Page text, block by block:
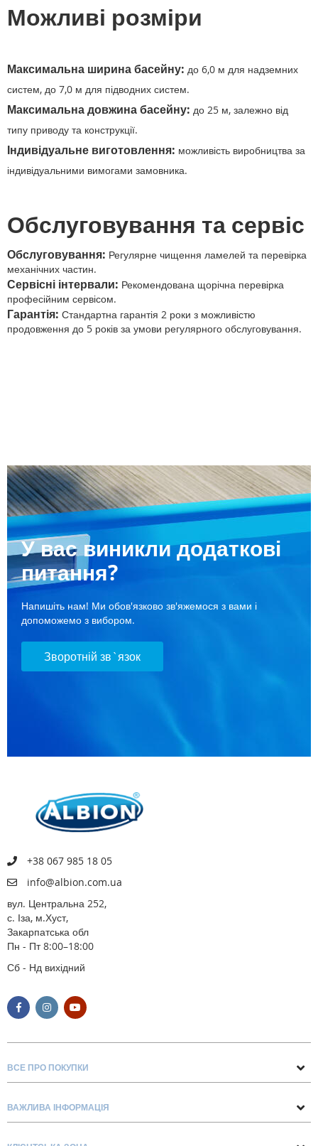
Можливі розміри
Максимальна ширина басейну: до 6,0 м для надземних
систем, до 7,0 м для підводних систем.
Максимальна довжина басейну: до 25 м, залежно від
типу приводу та конструкції.
Індивідуальне виготовлення: можливість виробництва за
індивідуальними вимогами замовника.
Обслуговування та сервіс
Обслуговування: Регулярне чищення ламелей та перевірка
механічних частин.
Сервісні інтервали: Рекомендована щорічна перевірка
професійним сервісом.
Гарантія: Стандартна гарантія 2 роки з можливістю
продовження до 5 років за умови регулярного обслуговування.
У вас виникли додаткові
питання?
Напишіть нам! Ми обов'язково зв'яжемося з вами і
допоможемо з вибором.
Зворотній зв`язок
+38 067 985 18 05
info@albion.com.ua
вул. Центральна 252,
с. Іза, м.Хуст,
Закарпатська обл
Пн - Пт 8:00–18:00
Сб - Нд вихідний
ВСЕ ПРО ПОКУПКИ
Про нас
ВАЖЛИВА ІНФОРМАЦІЯ